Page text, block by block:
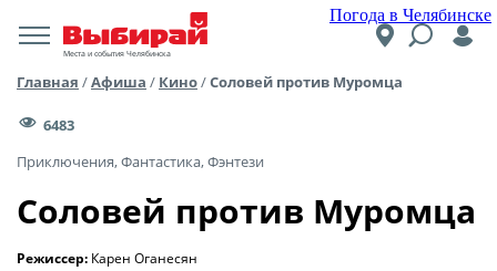
Погода в Челябинске
Места и события Челябинска
Главная /Афиша / Кино/Соловей против Муромца
6483
Приключения, Фантастика, Фэнтези
Соловей против Муромца
Режиссер: Карен Оганесян